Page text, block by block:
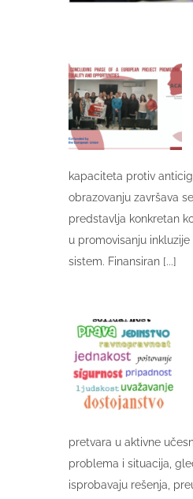
kapaciteta protiv
obrazovanju završava
predstavlja konkretan
u promovisanju
sistem. Finansiran [...]
pretvara u aktivne
problema i situacija,
isprobavaju rešenja,